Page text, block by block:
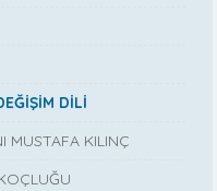
DİLİ
MUSTAFA KILINÇ